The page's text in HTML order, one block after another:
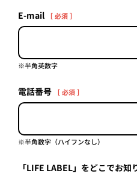
E-mail ［ 必須 ］
※半角英数字
電話番号 ［ 必須 ］
※半角数字（ハイフンなし）
「LIFE LABEL」をどこでお知